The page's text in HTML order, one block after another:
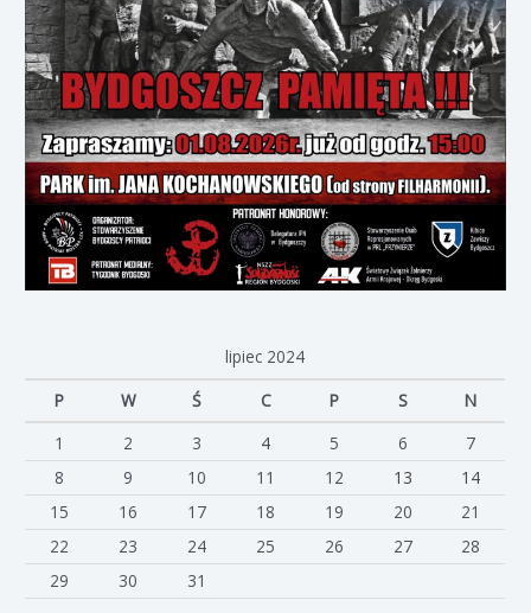
lipiec 2024
P
W Ś C P S
N
1
2 3 4 5 6
7
8
9 10 11 12 13
14
15
16 17 18 19 20
21
22
23 24 25 26 27
28
29
30 31